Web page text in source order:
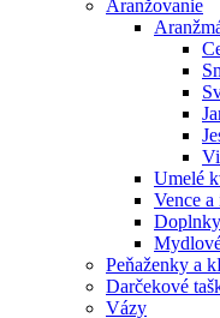
Aranžovanie
Umelé
Vence
Peňaženky a
Darčekové
Vázy